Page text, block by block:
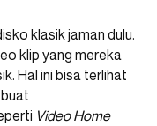
klasik jaman dulu.
klip yang mereka
Hal ini bisa terlihat
Video Home